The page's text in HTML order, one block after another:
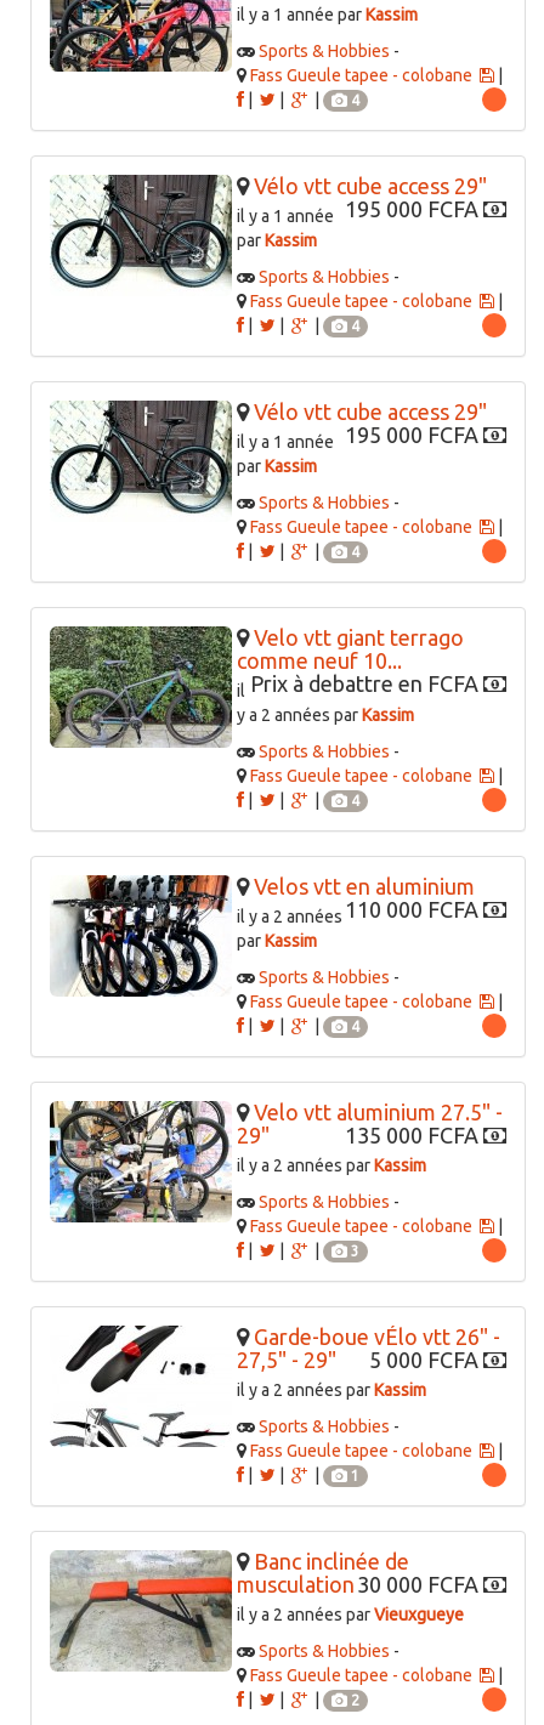
il y a 1 année parKassim
Sports & Hobbies -
Fass Gueule tapee - colobane
4
Vélo vtt cube access 29"
195 000 FCFA
il y a 1 année
parKassim
Sports & Hobbies -
Fass Gueule tapee - colobane
4
Vélo vtt cube access 29"
195 000 FCFA
il y a 1 année
parKassim
Sports & Hobbies -
Fass Gueule tapee - colobane
4
Velo vtt giant terrago
comme neuf 10...
Prix à debattre en FCFA
il
y a 2 années parKassim
Sports & Hobbies -
Fass Gueule tapee - colobane
4
Velos vtt en aluminium
110 000 FCFA
il y a 2 années
parKassim
Sports & Hobbies -
Fass Gueule tapee - colobane
4
Velo vtt aluminium 27.5" -
29"
135 000 FCFA
il y a 2 années parKassim
Sports & Hobbies -
Fass Gueule tapee - colobane
3
Garde-boue vÉlo vtt 26" -
27,5" - 29"
5 000 FCFA
il y a 2 années parKassim
Sports & Hobbies -
Fass Gueule tapee - colobane
1
Banc inclinée de
musculation 30 000 FCFA
il y a 2 années parVieuxgueye
Sports & Hobbies -
Fass Gueule tapee - colobane
2